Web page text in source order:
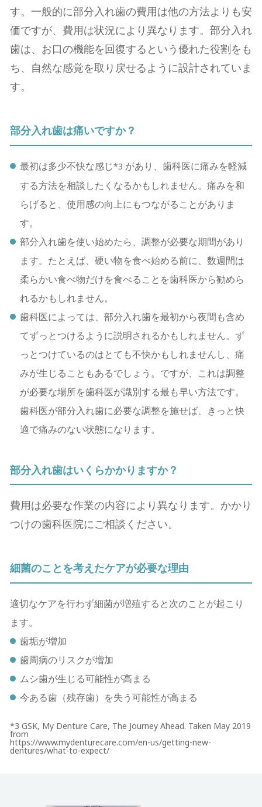
す。一般的に部分⼊れ⻭の費用は他の⽅法よりも安
価ですが、費用は状況により異なります。部分⼊れ
⻭は、お口の機能を回復するという優れた役割をも
ち、自然な感覚を取り戻せるように設計されていま
す。
部分⼊れ⻭は痛いですか？
最初は多少不快な感じ*3 があり、⻭科医に痛みを軽減
する⽅法を相談したくなるかもしれません。痛みを和
らげると、使用感の向上にもつながることがありま
す。
部分⼊れ⻭を使い始めたら、調整が必要な期間があり
ます。たとえば、硬い物を⾷べ始める前に、数週間は
柔らかい⾷べ物だけを⾷べることを⻭科医から勧めら
れるかもしれません。
⻭科医によっては、部分⼊れ⻭を最初から夜間も含め
てずっとつけるように説明されるかもしれません。ず
っとつけているのはとても不快かもしれませんし、痛
みが生じることもあるでしょう。ですが、これは調整
が必要な場所を⻭科医が識別する最も早い⽅法です。
⻭科医が部分⼊れ⻭に必要な調整を施せば、きっと快
適で痛みのない状態になります。
部分⼊れ⻭はいくらかかりますか？
費用は必要な作業の内容により異なります。かかり
つけの⻭科医院にご相談ください。
細菌のことを考えたケアが必要な理由
適切なケアを⾏わず細菌が増殖すると次のことが起こり
ます。
⻭垢が増加
歯周病のリスクが増加
ムシ⻭が生じる可能性が⾼まる
今ある⻭（残存⻭）を失う可能性が⾼まる
*3 GSK, My Denture Care, The Journey Ahead. Taken May 2019
from
https://www.mydenturecare.com/en-us/getting-new-
dentures/what-to-expect/